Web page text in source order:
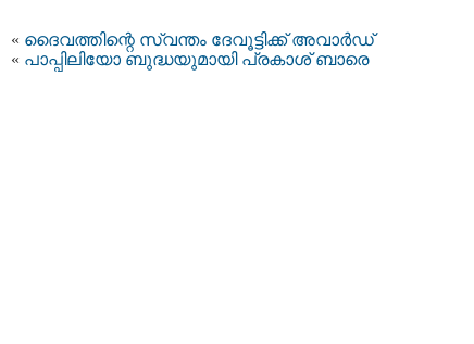
« ദൈവത്തിന്റെ സ്വന്തം ദേവൂട്ടിക്ക് അവാര്‍ഡ്
« പാപ്പിലിയോ ബുദ്ധയുമായി പ്രകാശ് ബാരെ